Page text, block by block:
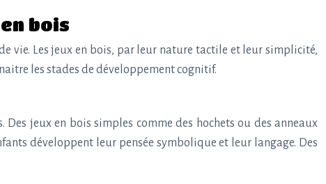
bois
vie. Les jeux en bois, par leur nature tactile et leur simplicité,
les stades de développement cognitif.
jeux en bois simples comme des hochets ou des anneaux
développent leur pensée symbolique et leur langage. Des